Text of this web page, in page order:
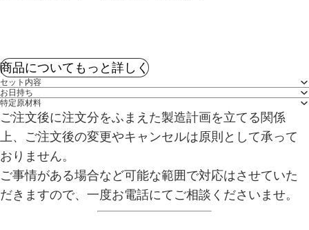
商品についてもっと詳しく
セット内容
お日持ち
特定原材料
ご注文後に注文分をふまえた製造計画を立てる関係
上、ご注文後の変更やキャンセルは原則として承って
おりません。
ご事情がある場合など可能な範囲で対応はさせていた
だきますので、一度お電話にてご相談くださいませ。